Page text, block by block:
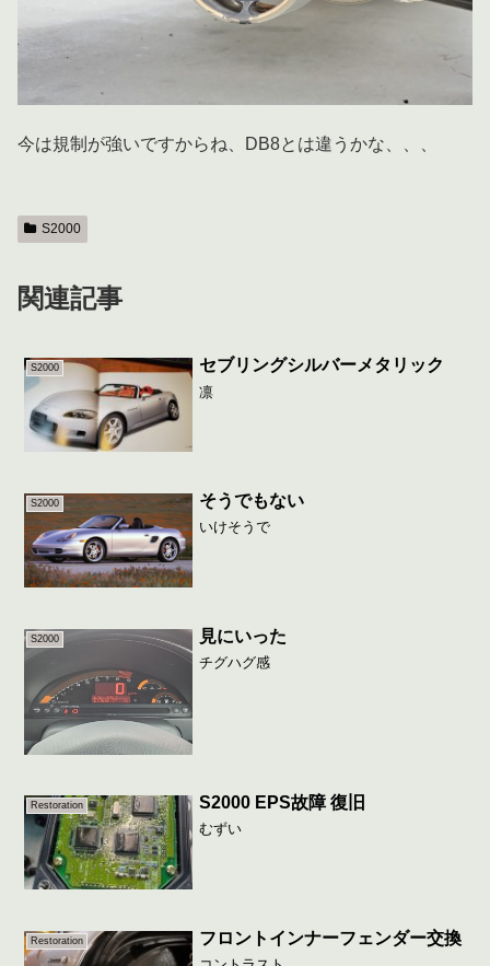
今は規制が強いですからね、DB8とは違うかな、、、
S2000
関連記事
S2000 セブリングシルバーメタリック
凛
S2000 そうでもない
いけそうで
S2000 見にいった
チグハグ感
Restoration S2000 EPS故障 復旧
むずい
Restoration フロントインナーフェンダー交換